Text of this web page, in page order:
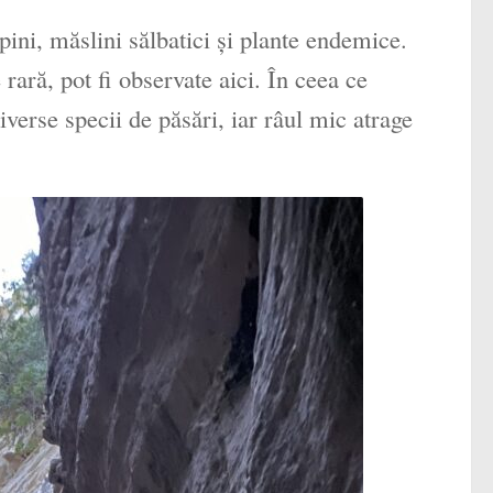
măslini sălbatici și plante endemice.
rară, pot fi observate aici. În ceea ce
specii de păsări, iar râul mic atrage